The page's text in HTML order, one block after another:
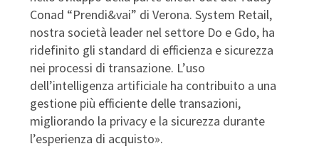
Conad “Prendi&vai” di Verona. System Retail,
nostra società leader nel settore Do e Gdo, ha
ridefinito gli standard di efficienza e sicurezza
nei processi di transazione. L’uso
dell’intelligenza artificiale ha contribuito a una
gestione più efficiente delle transazioni,
migliorando la privacy e la sicurezza durante
l’esperienza di acquisto».